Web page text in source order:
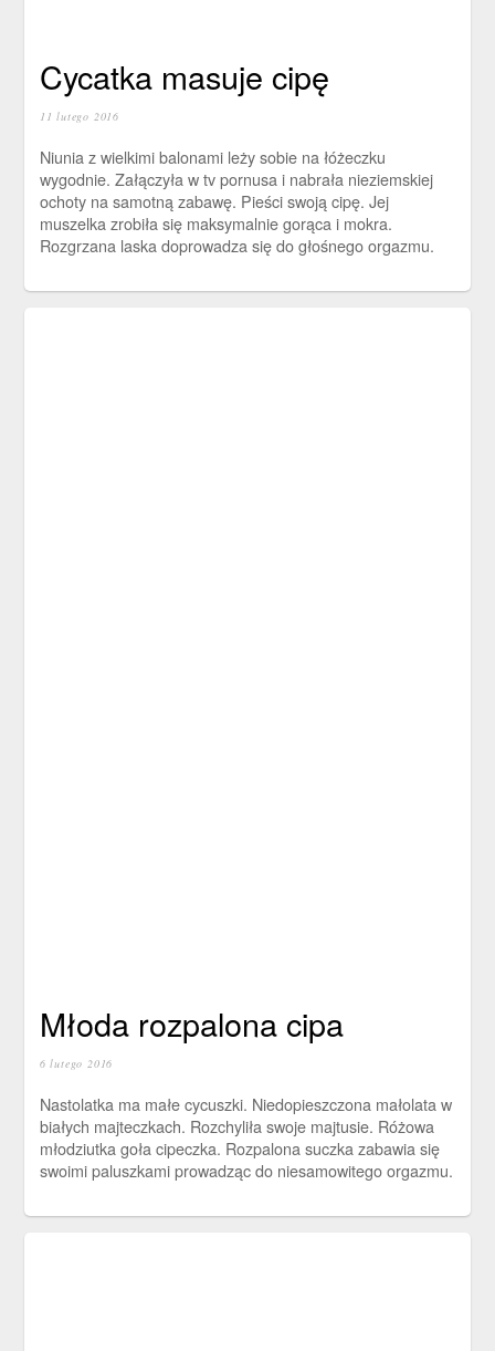
Cycatka masuje cipę
11 lutego 2016
Niunia z wielkimi balonami leży sobie na łóżeczku
wygodnie. Załączyła w tv pornusa i nabrała nieziemskiej
ochoty na samotną zabawę. Pieści swoją cipę. Jej
muszelka zrobiła się maksymalnie gorąca i mokra.
Rozgrzana laska doprowadza się do głośnego orgazmu.
Młoda rozpalona cipa
6 lutego 2016
Nastolatka ma małe cycuszki. Niedopieszczona małolata w
białych majteczkach. Rozchyliła swoje majtusie. Różowa
młodziutka goła cipeczka. Rozpalona suczka zabawia się
swoimi paluszkami prowadząc do niesamowitego orgazmu.